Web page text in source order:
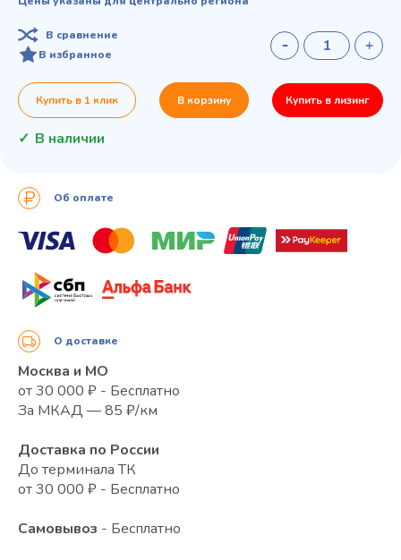
В сравнение
В избранное
Купить в 1 клик В корзину Купить в лизинг
В наличии
Об оплате
О доставке
Москва и МО
от 30 000 ₽ - Бесплатно
За МКАД — 85 ₽/км
Доставка по России
До терминала ТК
от 30 000 ₽ - Бесплатно
Самовывоз - Бесплатно